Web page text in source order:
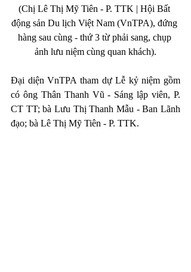
(Chị Lê Thị Mỹ Tiên - P. TTK | Hội Bất
động sản Du lịch Việt Nam (VnTPA), đứng
hàng sau cùng - thứ 3 từ phải sang, chụp
ảnh lưu niệm cùng quan khách).
Đại diện VnTPA tham dự Lễ kỷ niệm gồm
có ông Thân Thanh Vũ - Sáng lập viên, P.
CT TT; bà Lưu Thị Thanh Mẫu - Ban Lãnh
đạo; bà Lê Thị Mỹ Tiên - P. TTK.